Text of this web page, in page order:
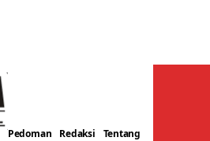
Pedoman Redaksi Tentang